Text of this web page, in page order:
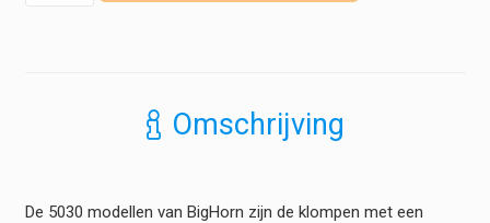
Omschrijving
De 5030 modellen van BigHorn zijn de klompen met een